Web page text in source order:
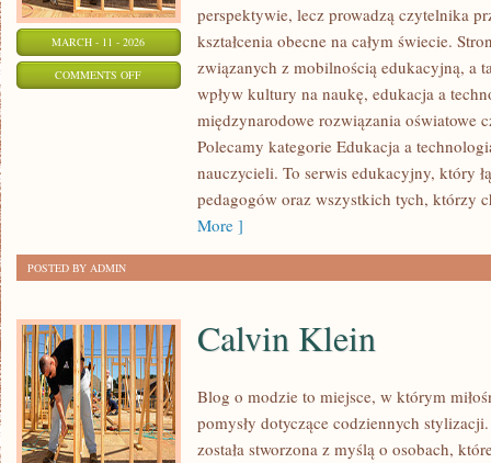
MARCH - 11 - 2026
COMMENTS OFFON
NOWOCZESNE
NAUCZANIA
perspektywie, lecz prowadzą czytelnika
kształcenia obecne na całym świecie.
związanych z mobilnością edukacyjną, a
wpływ kultury na naukę, edukacja a
międzynarodowe rozwiązania oświatowe
Polecamy kategorie Edukacja a
nauczycieli. To serwis edukacyjny, który
pedagogów oraz wszystkich tych, którzy
More ]
POSTED BY ADMIN
Calvin Klein
Blog o modzie to miejsce, w którym
pomysły dotyczące codziennych
została stworzona z myślą o osobach,